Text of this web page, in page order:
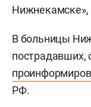
Нижнекамске»,
В больницы
пострадавших,
РФ.